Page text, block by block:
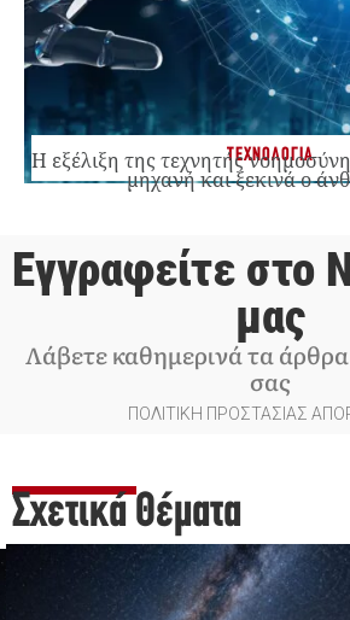
ΤΕΧΝΟΛΟΓΙΑ
Η εξέλιξη της τεχνητής
μηχανή και ξεκινά ο
Εγγραφείτε στο
μας
Λάβετε καθημερινά τα
σας
ΠΟΛΙΤΙΚΗ ΠΡΟΣΤΑΣΙΑΣ
Σχετικά Θέματα